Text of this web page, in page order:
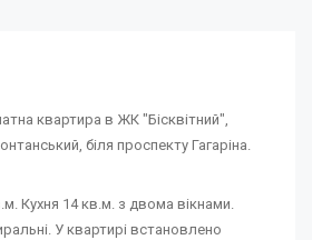
квартира в ЖК "Бісквітний",
біля проспекту Гагаріна.
Кухня 14 кв.м. з двома вікнами.
У квартирі встановлено